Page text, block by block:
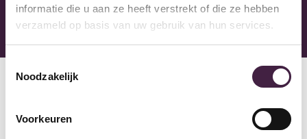
informatie die u aan ze heeft verstrekt of die ze hebben
verzameld op basis van uw gebruik van hun services.
Noodzakelijk
Voorkeuren
onze showroom in Almere.